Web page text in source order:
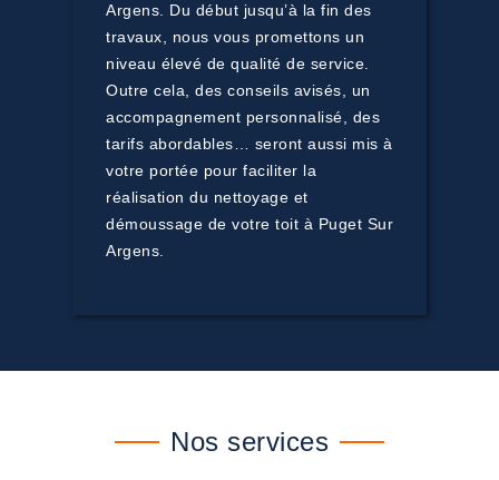
Argens. Du début jusqu’à la fin des
travaux, nous vous promettons un
niveau élevé de qualité de service.
Outre cela, des conseils avisés, un
accompagnement personnalisé, des
tarifs abordables… seront aussi mis à
votre portée pour faciliter la
réalisation du nettoyage et
démoussage de votre toit à Puget Sur
Argens.
Nos services